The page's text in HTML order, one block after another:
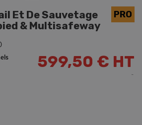
Et De Sauvetage
& Multisafeway
599,50 € HT